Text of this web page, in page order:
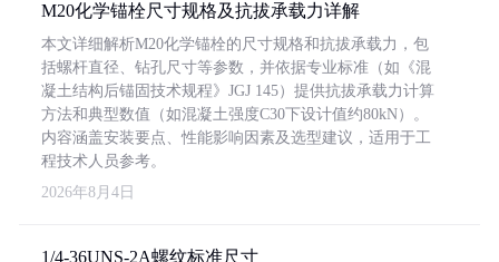
M20化学锚栓尺寸规格及抗拔承载力详解
本文详细解析M20化学锚栓的尺寸规格和抗拔承载力，包
括螺杆直径、钻孔尺寸等参数，并依据专业标准（如《混
凝土结构后锚固技术规程》JGJ 145）提供抗拔承载力计算
方法和典型数值（如混凝土强度C30下设计值约80kN）。
内容涵盖安装要点、性能影响因素及选型建议，适用于工
程技术人员参考。
2026年8月4日
1/4-36UNS-2A螺纹标准尺寸